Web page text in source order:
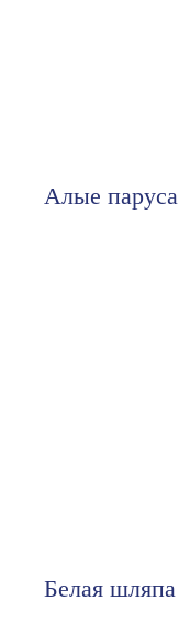
Алые паруса
Белая шляпа